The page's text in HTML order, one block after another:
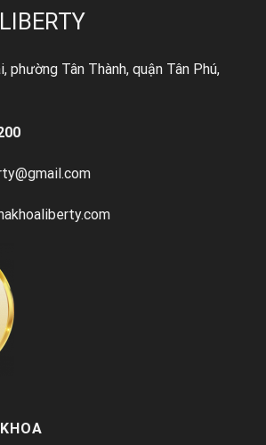
phường Tân Thành, quận Tân Phú,